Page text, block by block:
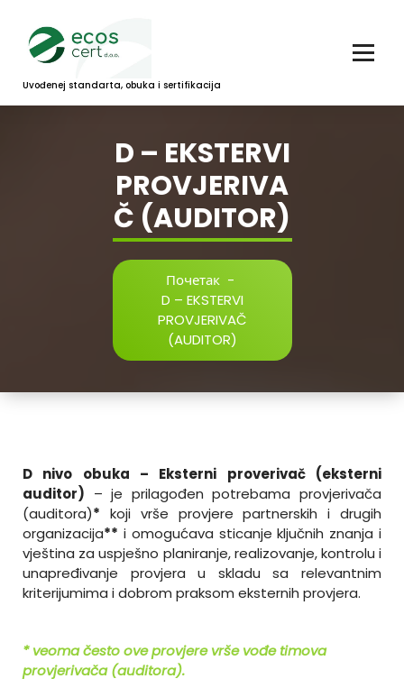
садржај
Uvođenej standarta, obuka i sertifikacija
D – EKSTERVI
PROVJERIVA
Č (AUDITOR)
Почетак -
D – EKSTERVI
PROVJERIVAČ
(AUDITOR)
D nivo obuka – Eksterni proverivač (eksterni
auditor) – je prilagođen potrebama provjerivača
(auditora)* koji vrše provjere partnerskih i drugih
organizacija** i omogućava sticanje ključnih znanja i
vještina za uspješno planiranje, realizovanje, kontrolu i
unapređivanje provjera u skladu sa relevantnim
kriterijumima i dobrom praksom eksternih provjera.
*veoma često ove provjere vrše vođe timova
provjerivača (auditora).